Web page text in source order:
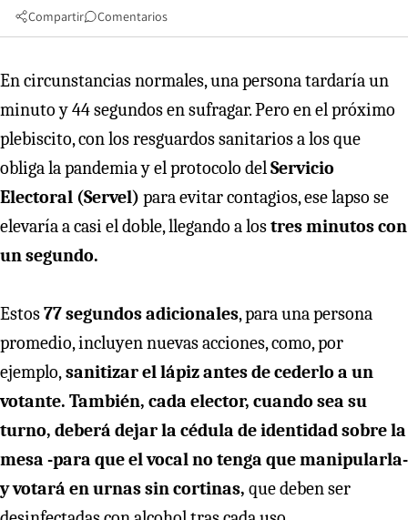
Compartir Comentarios
En circunstancias normales, una persona tardaría un
minuto y 44 segundos en sufragar. Pero en el próximo
plebiscito, con los resguardos sanitarios a los que
obliga la pandemia y el protocolo delServicio
Electoral (Servel) para evitar contagios, ese lapso se
elevaría a casi el doble, llegando a lostres minutos con
un segundo.
Estos77 segundos adicionales, para una persona
promedio, incluyen nuevas acciones, como, por
ejemplo,sanitizar el lápiz antes de cederlo a un
votante. También, cada elector, cuando sea su
turno, deberá dejar la cédula de identidad sobre la
mesa -para que el vocal no tenga que manipularla-
y votará en urnas sin cortinas, que deben ser